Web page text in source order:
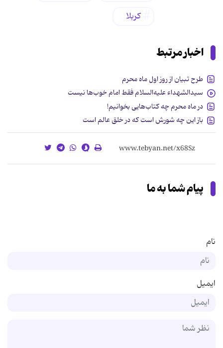
کربلا
اخبار مرتبط
طرح تبیان از روز اول ماه محرم
سیدالشهداء علیه‌السلام فقط امام خوب‌ها نیست
در ماه محرم چه کتاب‌هایی بخوانیم!
باز این چه شورش است که در خلق عالم است
پیام شما به ما
نام
ایمیل